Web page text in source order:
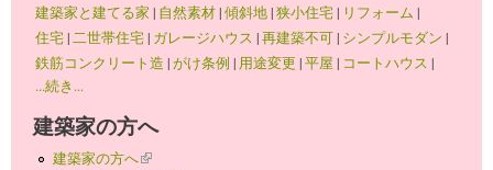
建築家と建てる家 | 自然素材|傾斜地|狭小住宅| リフォーム |
住宅|二世帯住宅| ガレージハウス |再建築不可| シンプルモダン |
鉄筋コンクリート造 |がけ条例 | 用途変更 |平屋 | コートハウス |
...続き...
建築家の方へ
建築家の方へ(link is external)